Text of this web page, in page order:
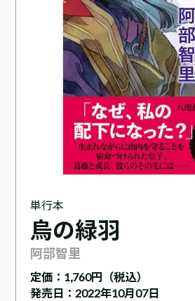
単行本
烏の緑羽
阿部智里
定価： 1,760円（税込）
発売日：2022年10月07日